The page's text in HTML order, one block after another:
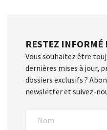
RESTEZ INFORMÉ !
Vous souhaitez être
dernières mises à jour,
dossiers exclusifs ?
newsletter et suivez-